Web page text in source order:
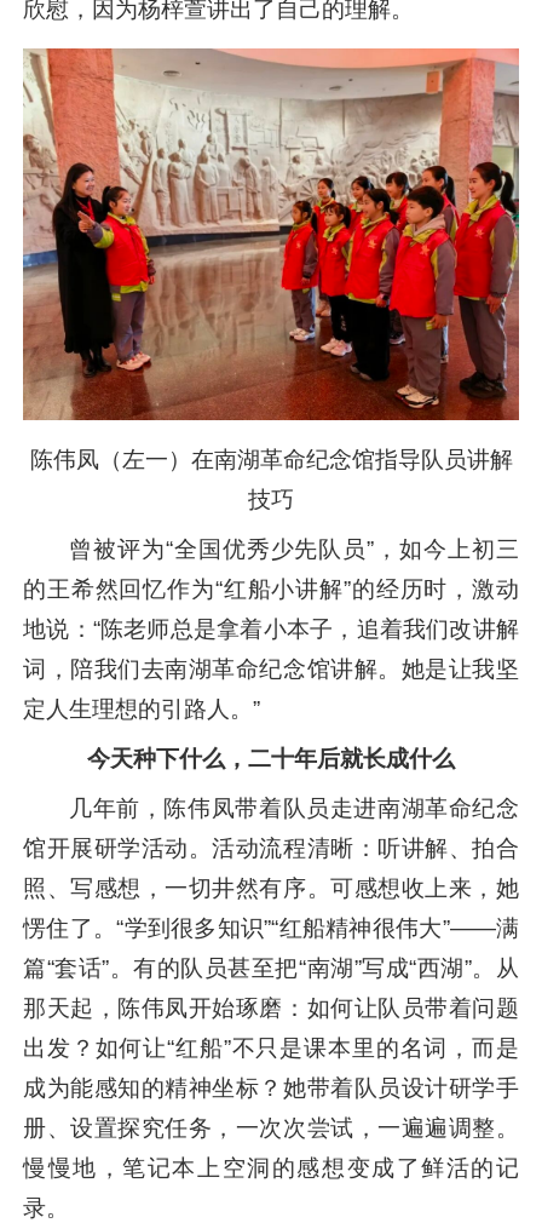
欣慰，因为杨梓萱讲出了自己的理解。
陈伟凤（左一）在南湖革命纪念馆指导队员讲解
技巧
曾被评为“全国优秀少先队员”，如今上初三
的王希然回忆作为“红船小讲解”的经历时，激动
地说：“陈老师总是拿着小本子，追着我们改讲解
词，陪我们去南湖革命纪念馆讲解。她是让我坚
定人生理想的引路人。”
今天种下什么， 二十年后就长成什么
几年前，陈伟凤带着队员走进南湖革命纪念
馆开展研学活动。活动流程清晰：听讲解、拍合
照、写感想，一切井然有序。可感想收上来，她
愣住了。“学到很多知识”“红船精神很伟大”——满
篇“套话”。有的队员甚至把“南湖”写成“西湖”。从
那天起，陈伟凤开始琢磨：如何让队员带着问题
出发？如何让“红船”不只是课本里的名词，而是
成为能感知的精神坐标？她带着队员设计研学手
册、设置探究任务，一次次尝试，一遍遍调整。
慢慢地，笔记本上空洞的感想变成了鲜活的记
录。